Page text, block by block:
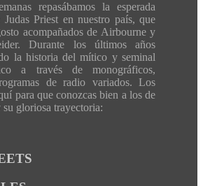
repasábamos la esperada
Priest en nuestro país, que
acompañados de Airbourne y
Durante los últimos años
la historia del mítico y seminal
a través de monográficos,
de radio variados. Los
para que conozcas bien a los de
gloriosa trayectoria: